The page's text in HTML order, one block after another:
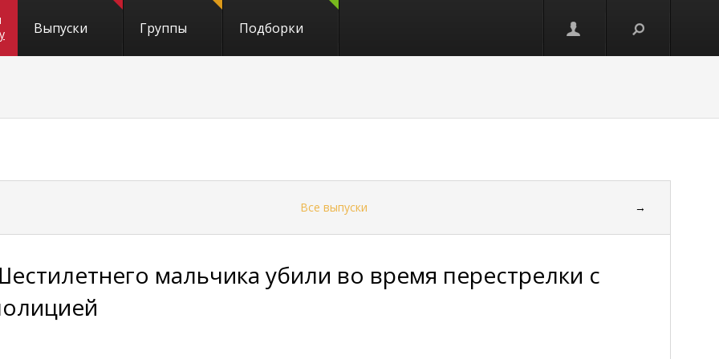
Выпуски Группы Подборки
Все выпуски →
мальчика убили во время перестрелки с